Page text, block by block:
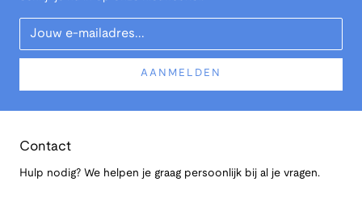
Your Email
AANMELDEN
Contact
Hulp nodig? We helpen je graag persoonlijk bij al je vragen.